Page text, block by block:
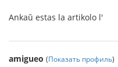
Ankaŭ estas la artikolo l'
amigueo (Показать профиль)